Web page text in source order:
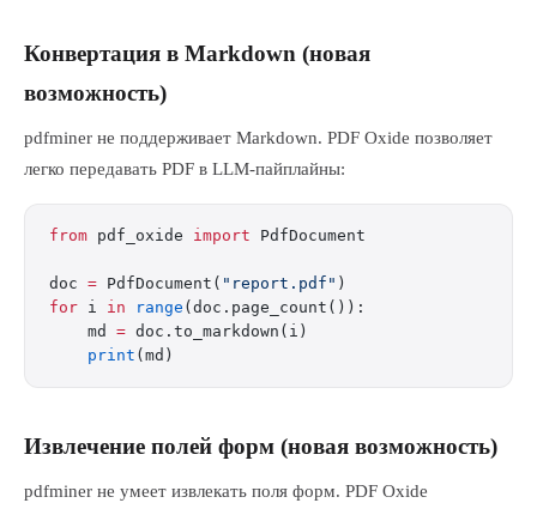
Конвертация в Markdown (новая
возможность)
pdfminer не поддерживает Markdown. PDF Oxide позволяет
легко передавать PDF в LLM-пайплайны:
from pdf_oxide import PdfDocument
doc = PdfDocument( "report.pdf" )
for i in range (doc.page_count()):
    md
= doc.to_markdown(i)
    print
(md)
Извлечение полей форм (новая возможность)
pdfminer не умеет извлекать поля форм. PDF Oxide